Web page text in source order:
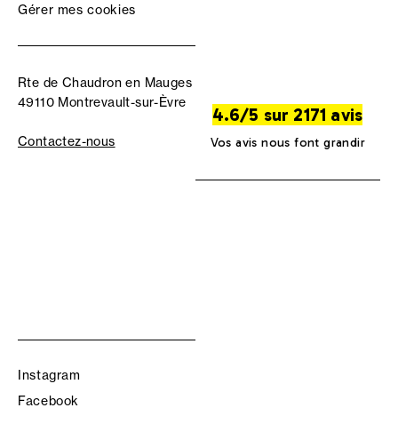
Gérer mes cookies
Rte de Chaudron en Mauges
49110 Montrevault-sur-Èvre
Contactez-nous
4.6/5 sur 2171 avis
Vos avis nous font grandir
Instagram
Facebook